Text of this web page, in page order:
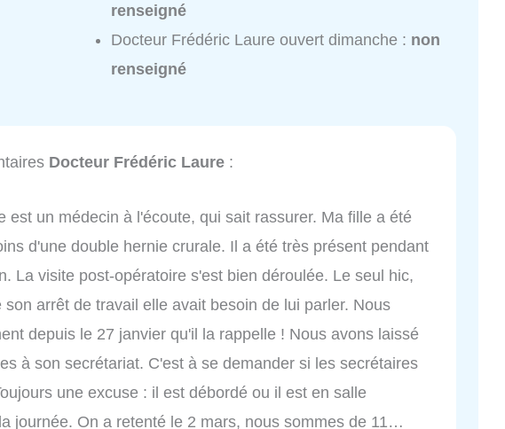
renseigné
Docteur Frédéric Laure ouvert dimanche : non
renseigné
Docteur Frédéric Laure :
est un médecin à l'écoute, qui sait rassurer. Ma fille a été
d'une double hernie crurale. Il a été très présent pendant
La visite post-opératoire s'est bien déroulée. Le seul hic,
son arrêt de travail elle avait besoin de lui parler. Nous
depuis le 27 janvier qu'il la rappelle ! Nous avons laissé
à son secrétariat. C'est à se demander si les secrétaires
une excuse : il est débordé ou il est en salle
journée. On a retenté le 2 mars, nous sommes de 11…